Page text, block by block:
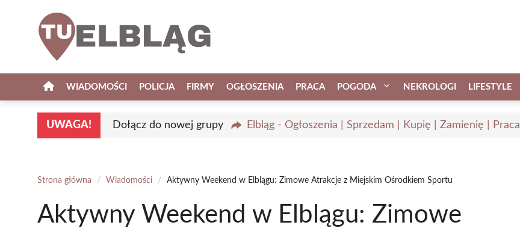
WIADOMOŚCI POLICJA FIRMY OGŁOSZENIA PRACA POGODA NEKROLOGI LIFESTYLE
UWAGA! Dołącz do nowej grupy Elbląg - Ogłoszenia | Sprzedam | Kupię | Zamienię | Praca
Strona główna / Wiadomości / Aktywny Weekend w Elblągu: Zimowe Atrakcje z Miejskim Ośrodkiem Sportu
Aktywny Weekend w Elblągu: Zimowe